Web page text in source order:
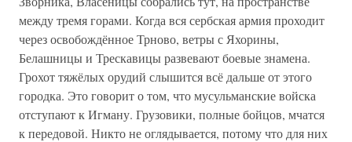
между тремя горами. Когда вся сербская армия проходит
через освобождённое Трново, ветры с Яхорины,
Белашницы и Трескавицы развевают боевые знамена.
Грохот тяжёлых орудий слышится всё дальше от этого
городка. Это говорит о том, что мусульманские войска
отступают к Игману. Грузовики, полные бойцов, мчатся
к передовой. Никто не оглядывается, потому что для них